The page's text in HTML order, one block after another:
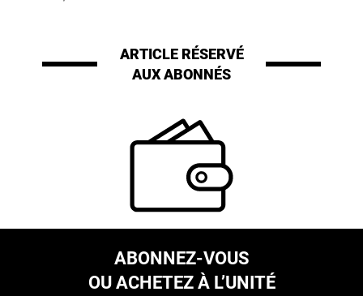
ARTICLE RÉSERVÉ
AUX ABONNÉS
ABONNEZ-VOUS
OU ACHETEZ À L’UNITÉ